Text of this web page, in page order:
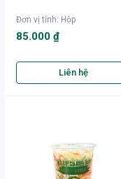
Đơn vị tính: Hộp
85.000 ₫
Liên hệ